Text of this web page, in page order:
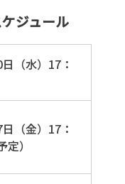
ジュール
（水）17：
（金）17：
定）